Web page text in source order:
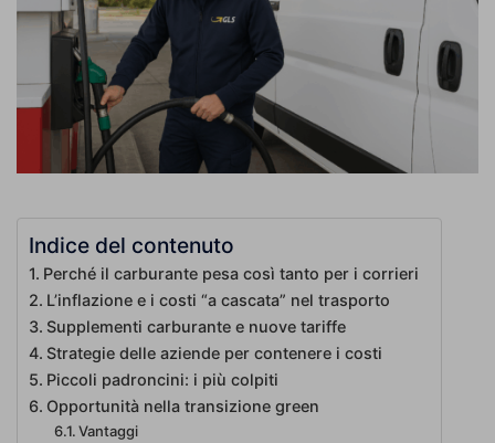
Indice del contenuto
Perché il carburante pesa così tanto per i corrieri
L’inflazione e i costi “a cascata” nel trasporto
Supplementi carburante e nuove tariffe
Strategie delle aziende per contenere i costi
Piccoli padroncini: i più colpiti
Opportunità nella transizione green
Vantaggi